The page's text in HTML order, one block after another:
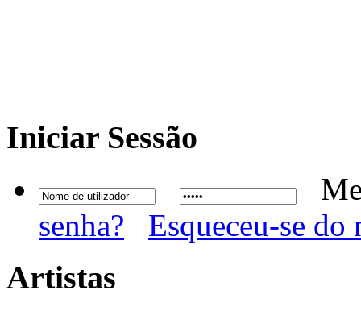
Iniciar Sessão
senha?
Esqueceu-se
Artistas